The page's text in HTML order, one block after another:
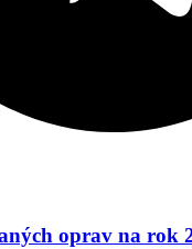
oprav na rok